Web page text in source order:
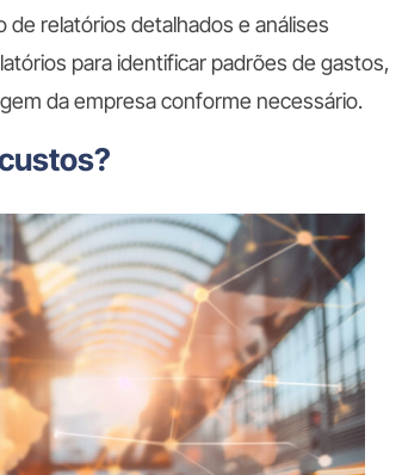
de relatórios detalhados e análises
para identificar padrões de gastos,
da empresa conforme necessário.